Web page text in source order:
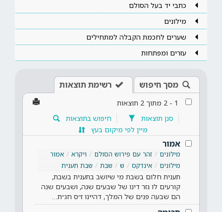
כתבי יד בעל הסולם
מילונים
שערים לחכמת הקבלה למתחילים
עזרים ומפתחות
מסך חיפוש רשימת תוצאות
1
-
2 מתוך 2 תוצאות
סנן תוצאות
חיפוש בתוצאות
מיין לפי מיקום בעץ
אמור
מילונים זהר עם פירוש הסולם ויקרא
אמור
מילונים
אינדקס ש שבת שבת תענית
תענית חלום בשבת מי שיושב בתענית בשבת,
קורעים לו גזר דינו של שבעים שנה, ושבעים שנה
הם שבעה פנים של המלך, דהיינו ז״ס חג״ת…